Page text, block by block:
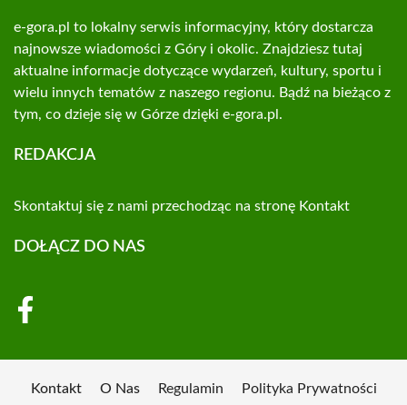
e-gora.pl to lokalny serwis informacyjny, który dostarcza
najnowsze wiadomości z Góry i okolic. Znajdziesz tutaj
aktualne informacje dotyczące wydarzeń, kultury, sportu i
wielu innych tematów z naszego regionu. Bądź na bieżąco z
tym, co dzieje się w Górze dzięki e-gora.pl.
REDAKCJA
Skontaktuj się z nami przechodząc na stronę Kontakt
DOŁĄCZ DO NAS
Kontakt O Nas Regulamin Polityka Prywatności